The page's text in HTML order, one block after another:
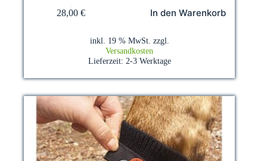
28,00 € In den Warenkorb
inkl. 19 % MwSt. zzgl.
Versandkosten
Lieferzeit: 2-3 Werktage